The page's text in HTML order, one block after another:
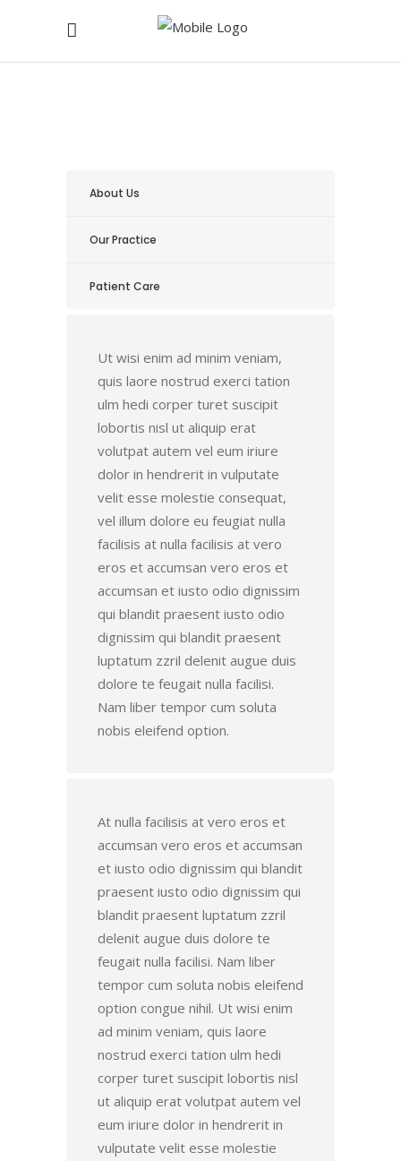
About Us
Our Practice
Patient Care
Ut wisi enim ad minim veniam,
quis laore nostrud exerci tation
ulm hedi corper turet suscipit
lobortis nisl ut aliquip erat
volutpat autem vel eum iriure
dolor in hendrerit in vulputate
velit esse molestie consequat,
vel illum dolore eu feugiat nulla
facilisis at nulla facilisis at vero
eros et accumsan vero eros et
accumsan et iusto odio dignissim
qui blandit praesent iusto odio
dignissim qui blandit praesent
luptatum zzril delenit augue duis
dolore te feugait nulla facilisi.
Nam liber tempor cum soluta
nobis eleifend option.
At nulla facilisis at vero eros et
accumsan vero eros et accumsan
et iusto odio dignissim qui blandit
praesent iusto odio dignissim qui
blandit praesent luptatum zzril
delenit augue duis dolore te
feugait nulla facilisi. Nam liber
tempor cum soluta nobis eleifend
option congue nihil. Ut wisi enim
ad minim veniam, quis laore
nostrud exerci tation ulm hedi
corper turet suscipit lobortis nisl
ut aliquip erat volutpat autem vel
eum iriure dolor in hendrerit in
vulputate velit esse molestie